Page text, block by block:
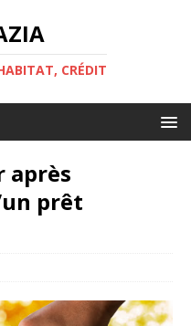
CRÉDIT
après
prêt